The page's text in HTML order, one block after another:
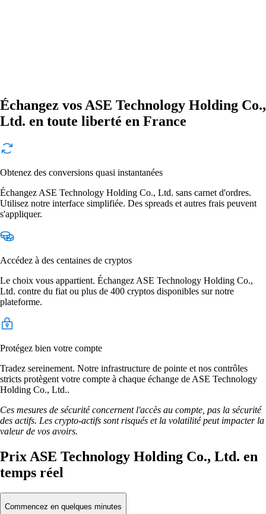
Échangez vos ASE Technology Holding Co.,
Ltd. en toute liberté en France
Obtenez des conversions quasi instantanées
Échangez ASE Technology Holding Co., Ltd. sans carnet d'ordres.
Utilisez notre interface simplifiée. Des spreads et autres frais peuvent
s'appliquer.
Accédez à des centaines de cryptos
Le choix vous appartient. Échangez ASE Technology Holding Co.,
Ltd. contre du fiat ou plus de 400 cryptos disponibles sur notre
plateforme.
Protégez bien votre compte
Tradez sereinement. Notre infrastructure de pointe et nos contrôles
stricts protègent votre compte à chaque échange de ASE Technology
Holding Co., Ltd..
Ces mesures de sécurité concernent l'accès au compte, pas la sécurité
des actifs. Les crypto-actifs sont risqués et la volatilité peut impacter la
valeur de vos avoirs.
Prix ASE Technology Holding Co., Ltd. en
temps réel
Commencez en quelques minutes